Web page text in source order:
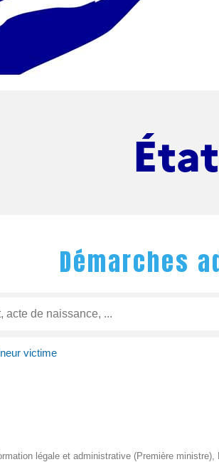
Démarches
victime
légale et administrative (Première